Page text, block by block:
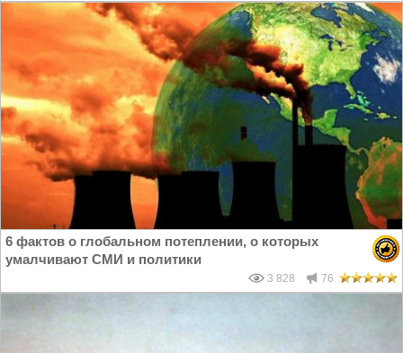
6 фактов о глобальном потеплении, о которых
умалчивают СМИ и политики
3 828 76